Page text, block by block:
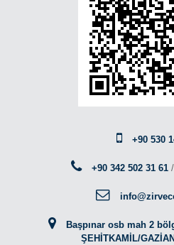
+90 530
+90 342 502 31 61
Başpınar osb mah 2
ŞEHİTKAMİL/